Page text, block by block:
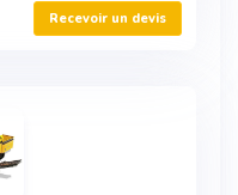
Recevoir un devis